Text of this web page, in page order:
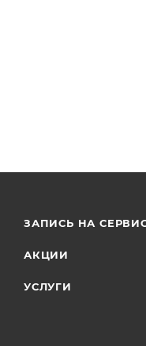
ЗАПИСЬ НА
АКЦИИ
УСЛУГИ